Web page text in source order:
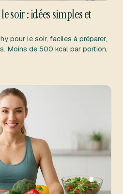
soir : idées simples et
pour le soir, faciles à préparer,
Moins de 500 kcal par portion,